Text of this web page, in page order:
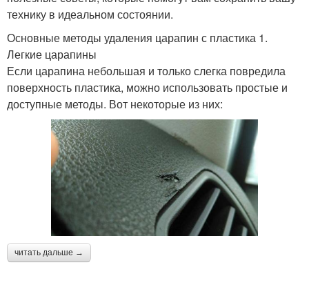
технику в идеальном состоянии.
Основные методы удаления царапин с пластика 1.
Легкие царапины
Если царапина небольшая и только слегка повредила
поверхность пластика, можно использовать простые и
доступные методы. Вот некоторые из них:
читать дальше →